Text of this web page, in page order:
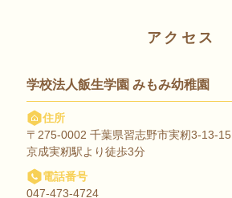
アクセス
学校法人飯生学園 みもみ幼稚園
住所
〒275-0002 千葉県習志野市実籾3-13-15
京成実籾駅より徒歩3分
電話番号
047-473-4724